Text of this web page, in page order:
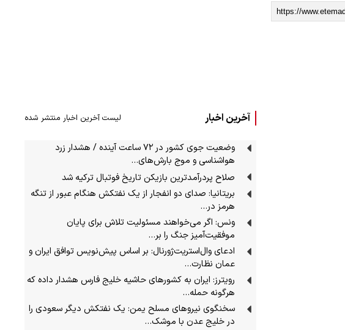
آخرین اخبار لیست آخرین اخبار منتشر شده
وضعیت جوی کشور در ۷۲ ساعت آینده / هشدار زرد
هواشناسی و موج بارش‌های…
صلاح پردرآمدترین بازیکن تاریخ فوتبال ترکیه شد
بریتانیا: صدای دو انفجار از یک نفتکش هنگام عبور از تنگه
هرمز در…
ونس: اگر می‌خواهند مسئولیت تلاش برای پایان
موفقیت‌آمیز جنگ را بر…
ادعای وال‌استریت‌ژورنال: بر اساس پیش‌نویس توافق ایران و
عمان نظارت…
رویترز: ایران به کشورهای حاشیه خلیج فارس هشدار داده که
هرگونه حمله…
سخنگوی نیرو‌های مسلح یمن: یک نفتکش دیگر سعودی را
در خلیج عدن با موشک…